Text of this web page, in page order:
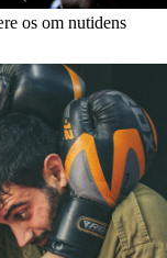
os om nutidens